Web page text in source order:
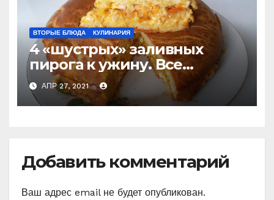
ВТОРЫЕ БЛЮДА КУЛИНАРИЯ
4 «шустрых» заливных
пирога к ужину. Все
перемешали и в духовку
(слишком просто, чтобы не
приготовить) Делюсь
АПР 27, 2021
Добавить комментарий
Ваш адрес email не будет опубликован.